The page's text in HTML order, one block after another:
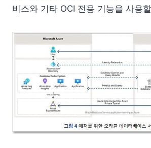
비스와 기타 OCI 전용 기능을 사용